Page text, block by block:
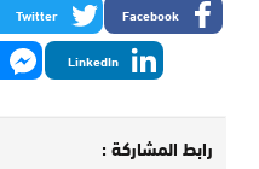
Facebook
Twitter
LinkedIn
رابط المشاركة :